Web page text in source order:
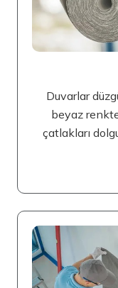
Duvarlar
beyaz
çatlakları